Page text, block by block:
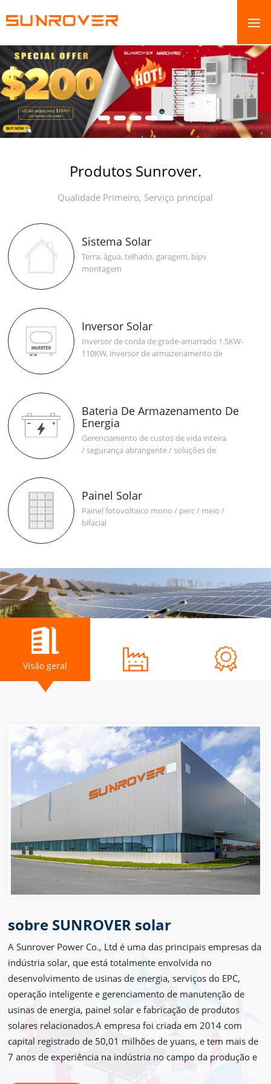
Produtos Sunrover.
Qualidade Primeiro, Serviço principal
Sistema Solar
Terra, água, telhado, garagem, bipv
montagem
Inversor Solar
Inversor de corda de grade-amarrado 1.5KW-
110KW, inversor de armazenamento de
Bateria De Armazenamento De
Energia
Gerenciamento de custos de vida inteira
/ segurança abrangente / soluções de
Painel Solar
Painel fotovoltaico mono / perc / meio /
bifacial
Visão geral
sobre SUNROVER solar
A Sunrover Power Co., Ltd é uma das principais empresas da
indústria solar, que está totalmente envolvida no
desenvolvimento de usinas de energia, serviços do EPC,
operação inteligente e gerenciamento de manutenção de
usinas de energia, painel solar e fabricação de produtos
solares relacionados.A empresa foi criada em 2014 com
capital registrado de 50,01 milhões de yuans, e tem mais de
7 anos de experiência na indústria no campo da produção e
da fabricação.Com a produção de uma nova oficina de semi-